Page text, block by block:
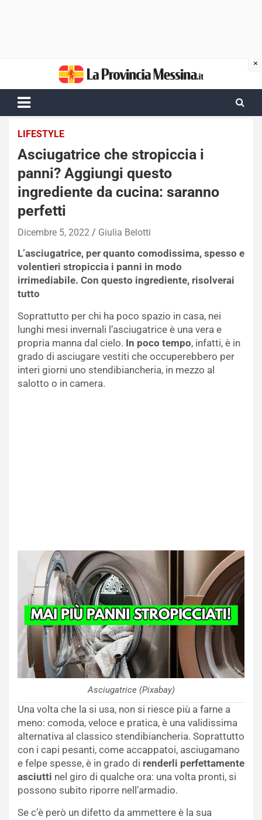
content
LIFESTYLE
Asciugatrice che stropiccia i
panni? Aggiungi questo
ingrediente da cucina: saranno
perfetti
Dicembre 5, 2022 Giulia Belotti
L’asciugatrice, per quanto comodissima, spesso e
volentieri stropiccia i panni in modo
irrimediabile. Con questo ingrediente, risolverai
tutto
Soprattutto per chi ha poco spazio in casa, nei
lunghi mesi invernali l’asciugatrice è una vera e
propria manna dal cielo. In poco tempo, infatti, è in
grado di asciugare vestiti che occuperebbero per
interi giorni uno stendibiancheria, in mezzo al
salotto o in camera.
Asciugatrice (Pixabay)
Una volta che la si usa, non si riesce più a farne a
meno: comoda, veloce e pratica, è una validissima
alternativa al classico stendibiancheria. Soprattutto
con i capi pesanti, come accappatoi, asciugamano
e felpe spesse, è in grado di renderli perfettamente
asciutti nel giro di qualche ora: una volta pronti, si
possono subito riporre nell’armadio.
Se c’è però un difetto da ammettere è la sua